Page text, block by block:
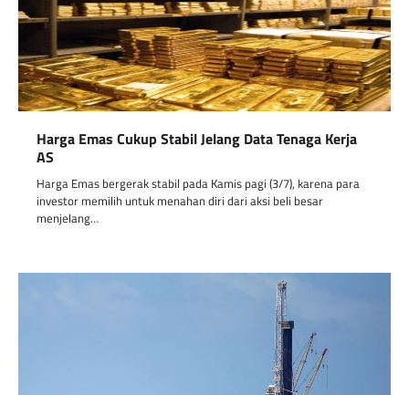
Harga Emas Cukup Stabil Jelang Data Tenaga Kerja
AS
Harga Emas bergerak stabil pada Kamis pagi (3/7), karena para
investor memilih untuk menahan diri dari aksi beli besar
menjelang…